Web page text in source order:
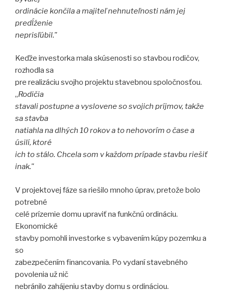
ordinácie končila a majiteľ nehnuteľnosti nám jej
predĺženie
neprisľúbil."
Keďže investorka mala skúsenosti so stavbou rodičov,
rozhodla sa
pre realizáciu svojho projektu stavebnou spoločnosťou.
„Rodičia
stavali postupne a vyslovene so svojich príjmov, takže
sa stavba
natiahla na dlhých 10 rokov a to nehovorím o čase a
úsilí, ktoré
ich to stálo. Chcela som v každom prípade stavbu riešiť
inak."
V projektovej fáze sa riešilo mnoho úprav, pretože bolo
potrebné
celé prízemie domu upraviť na funkčnú ordináciu.
Ekonomické
stavby pomohli investorke s vybavením kúpy pozemku a
so
zabezpečením financovania. Po vydaní stavebného
povolenia už nič
nebránilo zahájeniu stavby domu s ordináciou.